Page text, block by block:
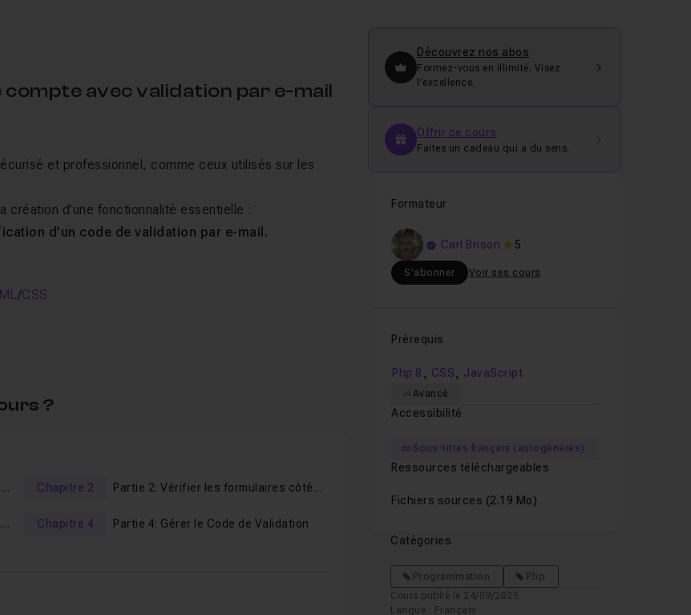
avec validation par e-mail
et professionnel, comme ceux utilisés sur les
création d’une fonctionnalité essentielle :
d’un code de validation par e-mail.
/CSS
sécurité et d’expérience utilisateur
à des projets professionnels
vous permettre de bien comprendre le
?
Chapitre 2
Partie 2: Vérifier les formulaires côté
Chapitre 4 Partie 4: Gérer le Code de Validation
Découvrez nos abos
Formez-vous en illimité. Visez
l’excellence.
Offrir ce cours
Faites un cadeau qui a du sens.
Formateur
Carl Brison 5
S'abonner Voir ses cours
Prérequis
Php 8 , CSS , JavaScript
Avancé
Accessibilité
Sous-titres français (autogénérés)
Ressources téléchargeables
Fichiers sources (2.19 Mo)
Catégories
Programmation
Php
Cours publié le 24/09/2025
Langue : Français